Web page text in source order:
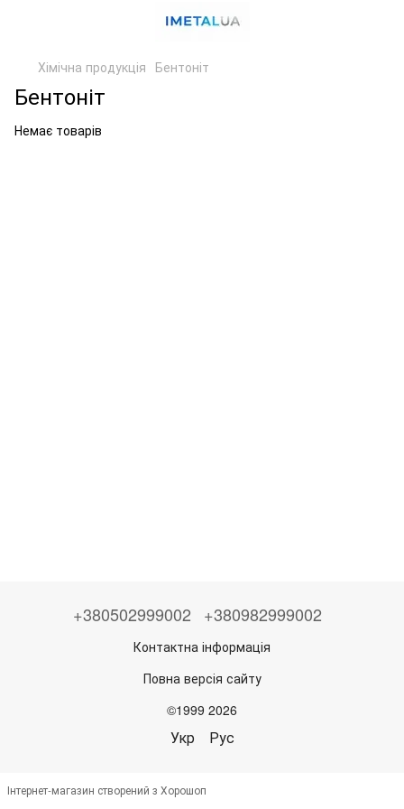
Хімічна продукція Бентоніт
Бентоніт
Немає товарів
+380502999002 +380982999002
Контактна інформація
Повна версія сайту
©1999 2026
Укр Рус
Інтернет-магазин створений з Хорошоп